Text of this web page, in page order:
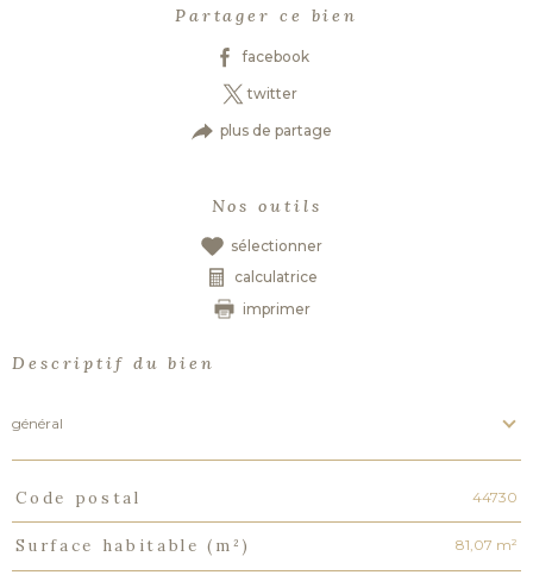
Partager ce bien
facebook
twitter
plus de partage
Nos outils
sélectionner
calculatrice
imprimer
Descriptif du bien
général
TRAD_PAMPERO_Caracteristique
Code postal 44730
Surface habitable (m²) 81,07 m²